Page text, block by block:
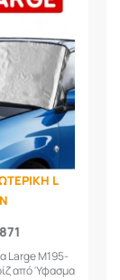
L
Large Μ195-
από Ύφασμα